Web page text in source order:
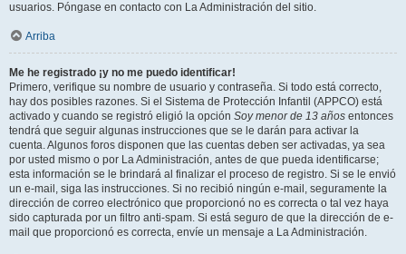
usuarios. Póngase en contacto con La Administración del sitio.
Arriba
Me he registrado ¡y no me puedo identificar!
Primero, verifique su nombre de usuario y contraseña. Si todo está correcto,
hay dos posibles razones. Si el Sistema de Protección Infantil (APPCO) está
activado y cuando se registró eligió la opción Soy menor de 13 años entonces
tendrá que seguir algunas instrucciones que se le darán para activar la
cuenta. Algunos foros disponen que las cuentas deben ser activadas, ya sea
por usted mismo o por La Administración, antes de que pueda identificarse;
esta información se le brindará al finalizar el proceso de registro. Si se le envió
un e-mail, siga las instrucciones. Si no recibió ningún e-mail, seguramente la
dirección de correo electrónico que proporcionó no es correcta o tal vez haya
sido capturada por un filtro anti-spam. Si está seguro de que la dirección de e-
mail que proporcionó es correcta, envíe un mensaje a La Administración.